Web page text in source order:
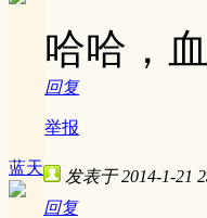
哈哈，
回复
举报
蓝天 发表于 2014-1-21
回复